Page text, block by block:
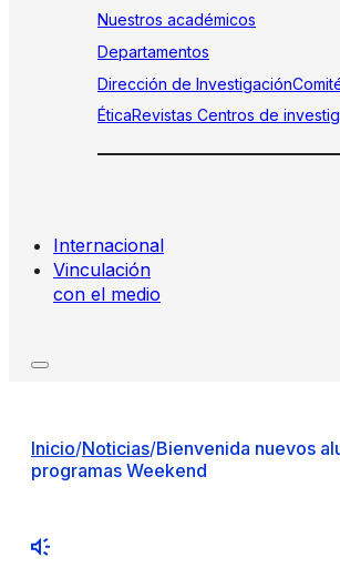
Nuestros académicos
Departamentos
Dirección de Investigación
ÉticaRevistas Centros de
Internacional
Vinculación
con el medio
Inicio/Noticias/Bienvenida nuevos
programas Weekend